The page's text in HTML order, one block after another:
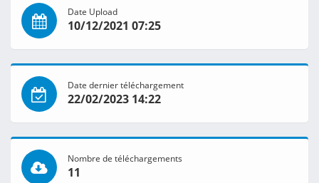
Date Upload
10/12/2021 07:25
Date dernier téléchargement
22/02/2023 14:22
Nombre de téléchargements
11